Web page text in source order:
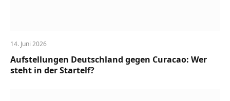
14. Juni 2026
Aufstellungen Deutschland gegen Curacao: Wer
steht in der Startelf?